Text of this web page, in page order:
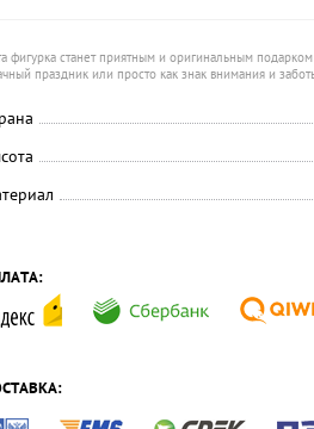
фигурка станет приятным и оригинальным
праздник или просто как знак внимания и